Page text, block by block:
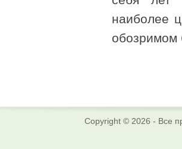
наиболее
обозримом
Copyright © 2026 - Все